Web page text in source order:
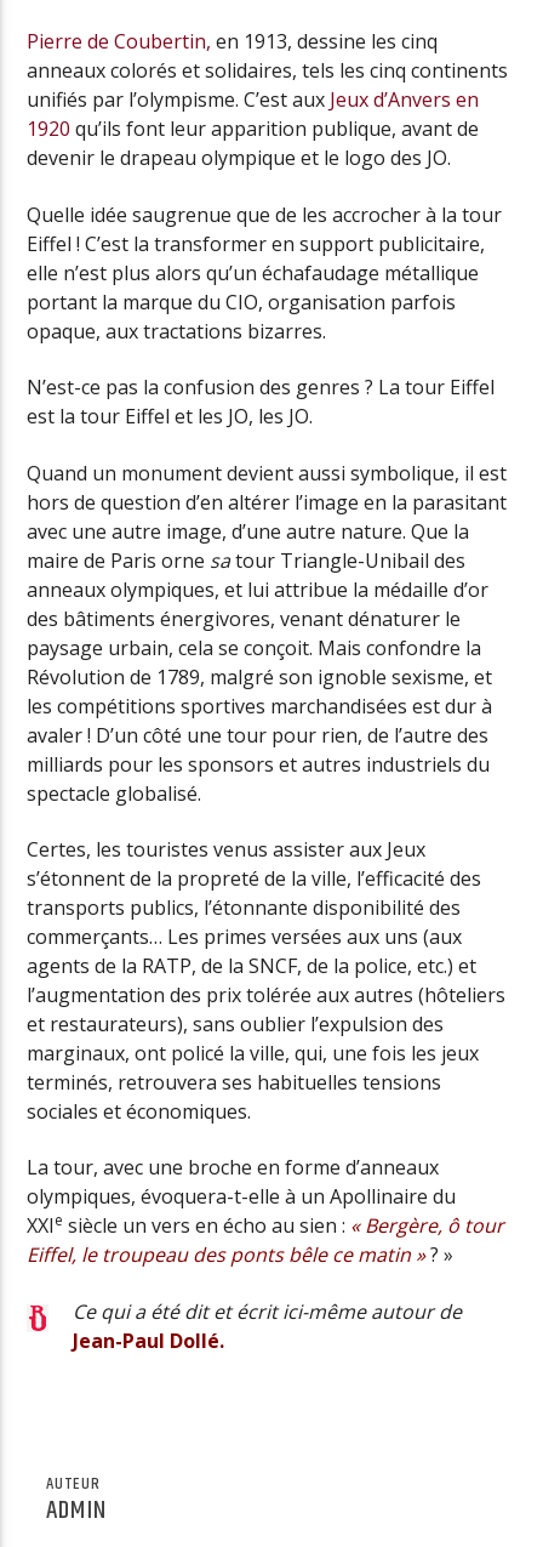
Pierre de Coubertin, en 1913, dessine les cinq
anneaux colorés et solidaires, tels les cinq continents
unifiés par l’olympisme. C’est aux Jeux d’Anvers en
1920 qu’ils font leur apparition publique, avant de
devenir le drapeau olympique et le logo des JO.
Quelle idée saugrenue que de les accrocher à la tour
Eiffel ! C’est la transformer en support publicitaire,
elle n’est plus alors qu’un échafaudage métallique
portant la marque du CIO, organisation parfois
opaque, aux tractations bizarres.
N’est-ce pas la confusion des genres ? La tour Eiffel
est la tour Eiffel et les JO, les JO.
Quand un monument devient aussi symbolique, il est
hors de question d’en altérer l’image en la parasitant
avec une autre image, d’une autre nature. Que la
maire de Paris orne satour Triangle-Unibail des
anneaux olympiques, et lui attribue la médaille d’or
des bâtiments énergivores, venant dénaturer le
paysage urbain, cela se conçoit. Mais confondre la
Révolution de 1789, malgré son ignoble sexisme, et
les compétitions sportives marchandisées est dur à
avaler ! D’un côté une tour pour rien, de l’autre des
milliards pour les sponsors et autres industriels du
spectacle globalisé.
Certes, les touristes venus assister aux Jeux
s’étonnent de la propreté de la ville, l’efficacité des
transports publics, l’étonnante disponibilité des
commerçants… Les primes versées aux uns (aux
agents de la RATP, de la SNCF, de la police, etc.) et
l’augmentation des prix tolérée aux autres (hôteliers
et restaurateurs), sans oublier l’expulsion des
marginaux, ont policé la ville, qui, une fois les jeux
terminés, retrouvera ses habituelles tensions
sociales et économiques.
La tour, avec une broche en forme d’anneaux
olympiques, évoquera-t-elle à un Apollinaire du
XXIe siècle un vers en écho au sien : « Bergère, ô tour
Eiffel, le troupeau des ponts bêle ce matin »? »
Ce qui a été dit et écrit ici-même autour de
Jean-Paul Dollé.
AUTEUR
ADMIN